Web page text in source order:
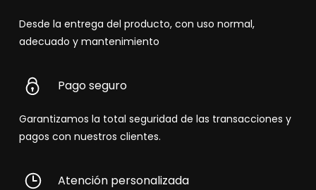
Desde la entrega del producto, con uso normal,
adecuado y mantenimiento
Pago seguro
Garantizamos la total seguridad de las transacciones y
pagos con nuestros clientes.
Atención personalizada